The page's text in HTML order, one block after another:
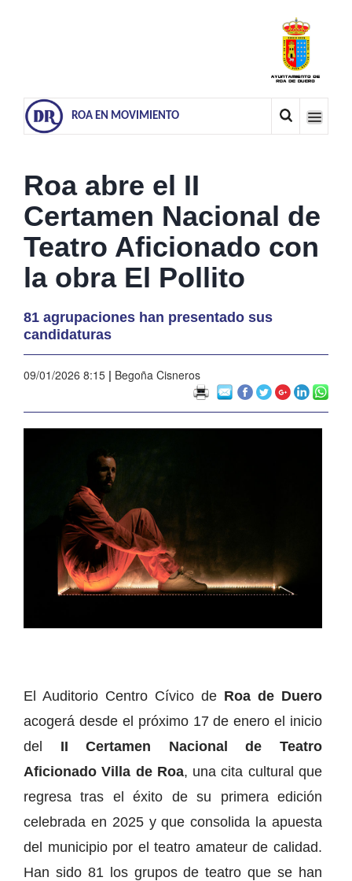
ROA EN MOVIMIENTO
Roa abre el II
Certamen Nacional de
Teatro Aficionado con
la obra El Pollito
81 agrupaciones han presentado sus
candidaturas
09/01/2026 8:15 | Begoña Cisneros
El Auditorio Centro Cívico de Roa de Duero
acogerá desde el próximo 17 de enero el inicio
del II Certamen Nacional de Teatro
Aficionado Villa de Roa, una cita cultural que
regresa tras el éxito de su primera edición
celebrada en 2025 y que consolida la apuesta
del municipio por el teatro amateur de calidad.
Han sido 81 los grupos de teatro que se han